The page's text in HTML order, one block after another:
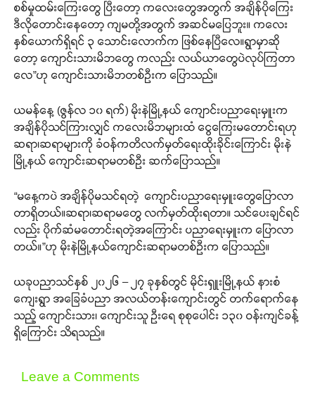
စစ်မှုထမ်းကြေးတွေ ပြီးတော့ ကလေးတွေအတွက် အချိန်ပိုကြေး
ဒီလိုတောင်းနေတော့ ကျမတို့အတွက် အဆင်မပြေဘူး။ ကလေး
နှစ်ယောက်ရှိရင် ၃ သောင်းလောက်က ဖြစ်နေပြီလေ။ရွာမှာဆို
တော့ ကျောင်းသားမိဘတွေ ကလည်း လယ်ယာတွေပဲလုပ်ကြတာ
လေ”ဟု ကျောင်းသားမိဘတစ်ဦးက ပြောသည်။
ယမန်နေ့ (ဇွန်လ ၁၀ ရက်) မိုးနဲမြို့နယ် ကျောင်းပညာရေးမှူးက
အချိန်ပိုသင်ကြားလျှင် ကလေးမိဘများထံ ငွေကြေးမတောင်းရဟု
ဆရာ၊ဆရာများကို ခံဝန်ကတိလက်မှတ်ရေးထိုးခိုင်းကြောင်း မိုးနဲ
မြို့နယ် ကျောင်းဆရာမတစ်ဦး ဆက်ပြောသည်။
“မနေ့ကပဲ အချိန်ပိုမသင်ရတဲ့ ကျောင်းပညာရေးမှူးတွေပြောလာ
တာရှိတယ်။ဆရာ၊ဆရာမတွေ လက်မှတ်ထိုးရတာ။ သင်ပေးချင်ရင်
လည်း ပိုက်ဆံမတောင်းရတဲ့အကြောင်း ပညာရေးမှူးက ပြောလာ
တယ်။”ဟု မိုးနဲမြို့နယ်ကျောင်းဆရာမတစ်ဦးက ပြောသည်။
ယခုပညာသင်နှစ် ၂၀၂၆ – ၂၇ ခုနှစ်တွင် မိုင်းရှူးမြို့နယ် နားစံ
ကျေးရွာ အခြေခံပညာ အလယ်တန်းကျောင်းတွင် တက်ရောက်နေ
သည့် ကျောင်းသား၊ ကျောင်းသူ ဦးရေ စုစုပေါင်း ၁၃၀ ဝန်းကျင်ခန့်
ရှိကြောင်း သိရသည်။
Leave a Comments